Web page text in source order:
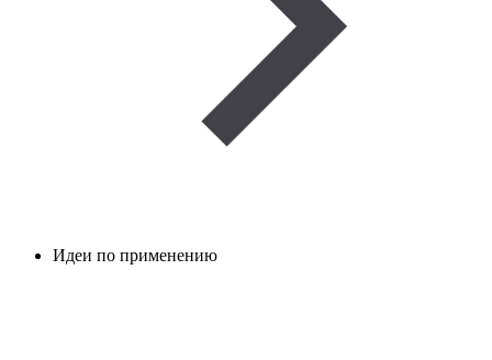
Идеи по применению